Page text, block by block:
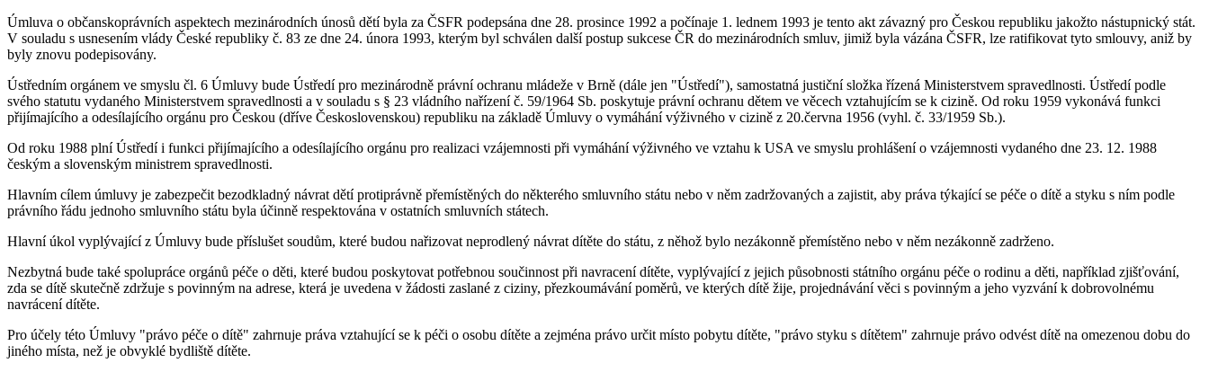
Úmluva o občanskoprávních aspektech mezinárodních únosů dětí byla za ČSFR podepsána dne 28. prosince 1992 a počínaje 1. lednem 1993 je tento akt závazný pro Českou republiku jakožto nástupnický stát.
V souladu s usnesením vlády České republiky č. 83 ze dne 24. února 1993, kterým byl schválen další postup sukcese ČR do mezinárodních smluv, jimiž byla vázána ČSFR, lze ratifikovat tyto smlouvy, aniž by
byly znovu podepisovány.
Ústředním orgánem ve smyslu čl. 6 Úmluvy bude Ústředí pro mezinárodně právní ochranu mládeže v Brně (dále jen "Ústředí"), samostatná justiční složka řízená Ministerstvem spravedlnosti. Ústředí podle
svého statutu vydaného Ministerstvem spravedlnosti a v souladu s § 23 vládního nařízení č. 59/1964 Sb. poskytuje právní ochranu dětem ve věcech vztahujícím se k cizině. Od roku 1959 vykonává funkci
přijímajícího a odesílajícího orgánu pro Českou (dříve Československou) republiku na základě Úmluvy o vymáhání výživného v cizině z 20.června 1956 (vyhl. č. 33/1959 Sb.).
Od roku 1988 plní Ústředí i funkci přijímajícího a odesílajícího orgánu pro realizaci vzájemnosti při vymáhání výživného ve vztahu k USA ve smyslu prohlášení o vzájemnosti vydaného dne 23. 12. 1988
českým a slovenským ministrem spravedlnosti.
Hlavním cílem úmluvy je zabezpečit bezodkladný návrat dětí protiprávně přemístěných do některého smluvního státu nebo v něm zadržovaných a zajistit, aby práva týkající se péče o dítě a styku s ním podle
právního řádu jednoho smluvního státu byla účinně respektována v ostatních smluvních státech.
Hlavní úkol vyplývající z Úmluvy bude příslušet soudům, které budou nařizovat neprodlený návrat dítěte do státu, z něhož bylo nezákonně přemístěno nebo v něm nezákonně zadrženo.
Nezbytná bude také spolupráce orgánů péče o děti, které budou poskytovat potřebnou součinnost při navracení dítěte, vyplývající z jejich působnosti státního orgánu péče o rodinu a děti, například zjišťování,
zda se dítě skutečně zdržuje s povinným na adrese, která je uvedena v žádosti zaslané z ciziny, přezkoumávání poměrů, ve kterých dítě žije, projednávání věci s povinným a jeho vyzvání k dobrovolnému
navrácení dítěte.
Pro účely této Úmluvy "právo péče o dítě" zahrnuje práva vztahující se k péči o osobu dítěte a zejména právo určit místo pobytu dítěte, "právo styku s dítětem" zahrnuje právo odvést dítě na omezenou dobu do
jiného místa, než je obvyklé bydliště dítěte.